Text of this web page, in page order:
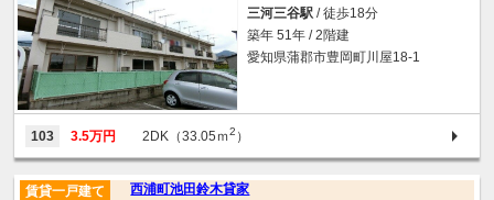
三河三谷駅 / 徒歩18分
築年 51年 / 2階建
愛知県蒲郡市豊岡町川屋18-1
103 3.5万円 2DK（33.05ｍ2 ）
西浦町池田鈴木貸家
賃貸一戸建て